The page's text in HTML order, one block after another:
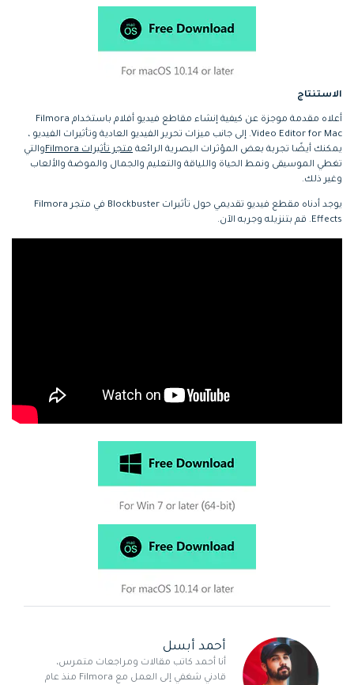
الاستنتاج
أعلاه مقدمة موجزة عن كيفية إنشاء مقاطع فيديو أفلام باستخدام Filmora
Video Editor for Mac. إلى جانب ميزات تحرير الفيديو العادية وتأثيرات الفيديو ،
يمكنك أيضًا تجربة بعض المؤثرات البصرية الرائعة متجر تأثيرات Filmora
والتي
تغطي الموسيقى ونمط الحياة واللياقة والتعليم والجمال والموضة والألعاب
وغير ذلك.
يوجد أدناه مقطع فيديو تقديمي حول تأثيرات Blockbuster في متجر Filmora
Effects. قم بتنزيله وجربه الآن.
أحمد أبسل
أنا أحمد كاتب مقالات ومراجعات متمرس،
قادني شغفي إلى العمل مع Filmora منذ عام